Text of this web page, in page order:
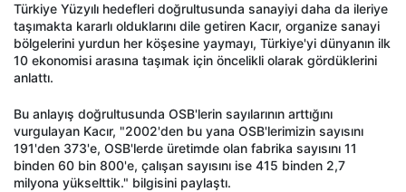
Türkiye Yüzyılı hedefleri doğrultusunda sanayiyi daha da ileriye
taşımakta kararlı olduklarını dile getiren Kacır, organize sanayi
bölgelerini yurdun her köşesine yaymayı, Türkiye'yi dünyanın ilk
10 ekonomisi arasına taşımak için öncelikli olarak gördüklerini
anlattı.
Bu anlayış doğrultusunda OSB'lerin sayılarının arttığını
vurgulayan Kacır, "2002'den bu yana OSB'lerimizin sayısını
191'den 373'e, OSB'lerde üretimde olan fabrika sayısını 11
binden 60 bin 800'e, çalışan sayısını ise 415 binden 2,7
milyona yükselttik." bilgisini paylaştı.